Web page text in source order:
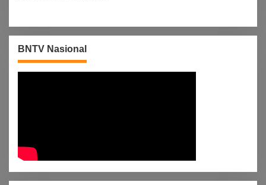
2026 M
BNTV Nasional